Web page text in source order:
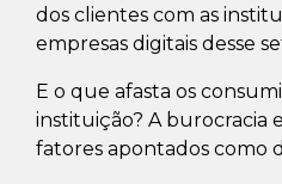
dos clientes com as
empresas digitais desse
E o que afasta os
instituição? A burocracia
fatores apontados como